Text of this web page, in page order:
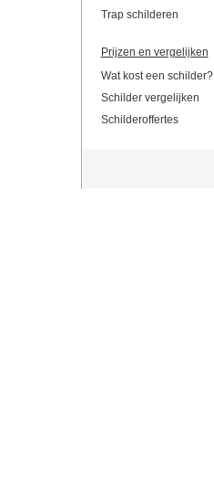
Trap schilderen
Prijzen en vergelijken
Wat kost een schilder?
Schilder vergelijken
Schilderoffertes